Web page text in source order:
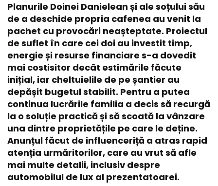
Planurile Doinei Danielean și ale soțului său
de a deschide propria cafenea au venit la
pachet cu provocări neașteptate. Proiectul
de suflet în care cei doi au investit timp,
energie și resurse financiare s-a dovedit
mai costisitor decât estimările făcute
inițial, iar cheltuielile de pe șantier au
depășit bugetul stabilit. Pentru a putea
continua lucrările familia a decis să recurgă
la o soluție practică și să scoată la vânzare
una dintre proprietățile pe care le deține.
Anunțul făcut de influenceriță a atras rapid
atenția urmăritorilor, care au vrut să afle
mai multe detalii, inclusiv despre
automobilul de lux al prezentatoarei.